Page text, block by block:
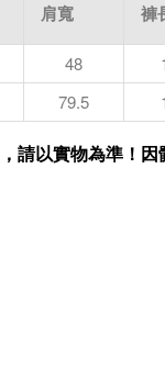
肩寬 褲
48
79.5
以實物為準！因